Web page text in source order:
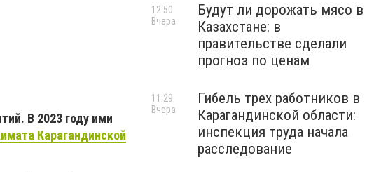
В 2023 году ими
Карагандинской
Будут ли дорожать мясо в
Казахстане: в
правительстве сделали
прогноз по ценам
12:50
Вчера
Гибель трех работников в
Карагандинской области:
инспекция труда начала
расследование
11:29
Вчера